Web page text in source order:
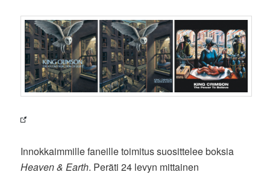
Innokkaimmille faneille toimitus suosittelee boksia
Heaven & Earth. Peräti 24 levyn mittainen